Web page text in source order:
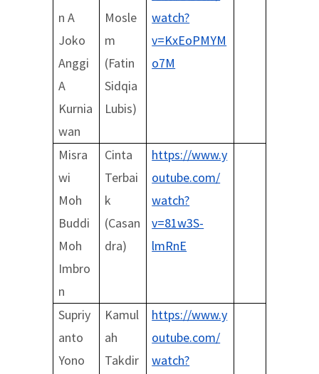
n A
Joko
Anggi
A
Kurnia
wan
Mosle
m
(Fatin
Sidqia
Lubis)
watch?
v=KxEoPMYM
o7M
Misra
wi
Moh
Buddi
Moh
Imbro
n
Cinta
Terbai
k
(Casan
dra)
https://www.y
outube.com/
watch?
v=81w3S-
lmRnE
Supriy
anto
Yono
Kamul
ah
Takdir
https://www.y
outube.com/
watch?